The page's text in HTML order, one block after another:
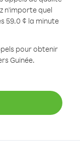
n'importe quel
59.0 ¢ la minute
pour obtenir
Guinée.